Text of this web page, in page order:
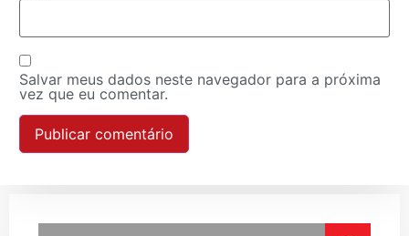
Salvar meus dados neste navegador para a próxima
vez que eu comentar.